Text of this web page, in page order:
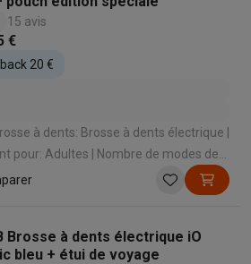
de pression: Oui
15 avis
€
20 €
à dents: Brosse à dents électrique |
Adultes | Nombre de modes de
de brossage:
Brosse à dents électrique iO
bleu + étui de voyage